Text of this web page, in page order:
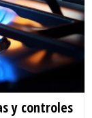
y controles